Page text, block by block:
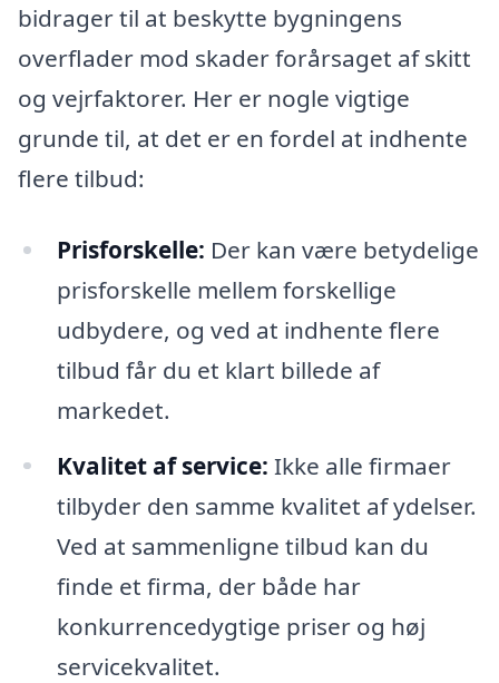
bidrager til at beskytte bygningens
overflader mod skader forårsaget af skitt
og vejrfaktorer. Her er nogle vigtige
grunde til, at det er en fordel at indhente
flere tilbud:
Prisforskelle: Der kan være betydelige
prisforskelle mellem forskellige
udbydere, og ved at indhente flere
tilbud får du et klart billede af
markedet.
Kvalitet af service: Ikke alle firmaer
tilbyder den samme kvalitet af ydelser.
Ved at sammenligne tilbud kan du
finde et firma, der både har
konkurrencedygtige priser og høj
servicekvalitet.